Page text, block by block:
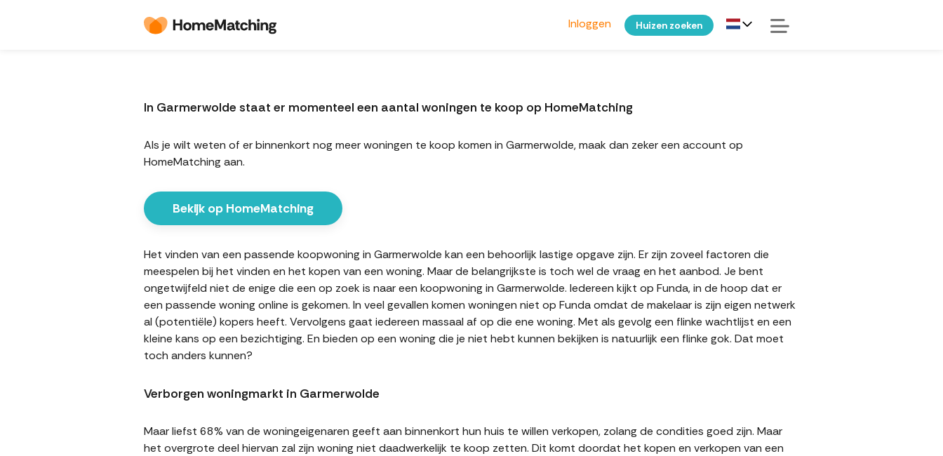
Inloggen Huizen zoeken
In Garmerwolde staat er momenteel een aantal woningen te koop op HomeMatching
Als je wilt weten of er binnenkort nog meer woningen te koop komen in Garmerwolde, maak dan zeker een account op
HomeMatching aan.
Bekijk op HomeMatching
Het vinden van een passende koopwoning in Garmerwolde kan een behoorlijk lastige opgave zijn. Er zijn zoveel factoren die
meespelen bij het vinden en het kopen van een woning. Maar de belangrijkste is toch wel de vraag en het aanbod. Je bent
ongetwijfeld niet de enige die een op zoek is naar een koopwoning in Garmerwolde. Iedereen kijkt op Funda, in de hoop dat er
een passende woning online is gekomen. In veel gevallen komen woningen niet op Funda omdat de makelaar is zijn eigen netwerk
al (potentiële) kopers heeft. Vervolgens gaat iedereen massaal af op die ene woning. Met als gevolg een flinke wachtlijst en een
kleine kans op een bezichtiging. En bieden op een woning die je niet hebt kunnen bekijken is natuurlijk een flinke gok. Dat moet
toch anders kunnen?
Verborgen woningmarkt in Garmerwolde
Maar liefst 68% van de woningeigenaren geeft aan binnenkort hun huis te willen verkopen, zolang de condities goed zijn. Maar
het overgrote deel hiervan zal zijn woning niet daadwerkelijk te koop zetten. Dit komt doordat het kopen en verkopen van een